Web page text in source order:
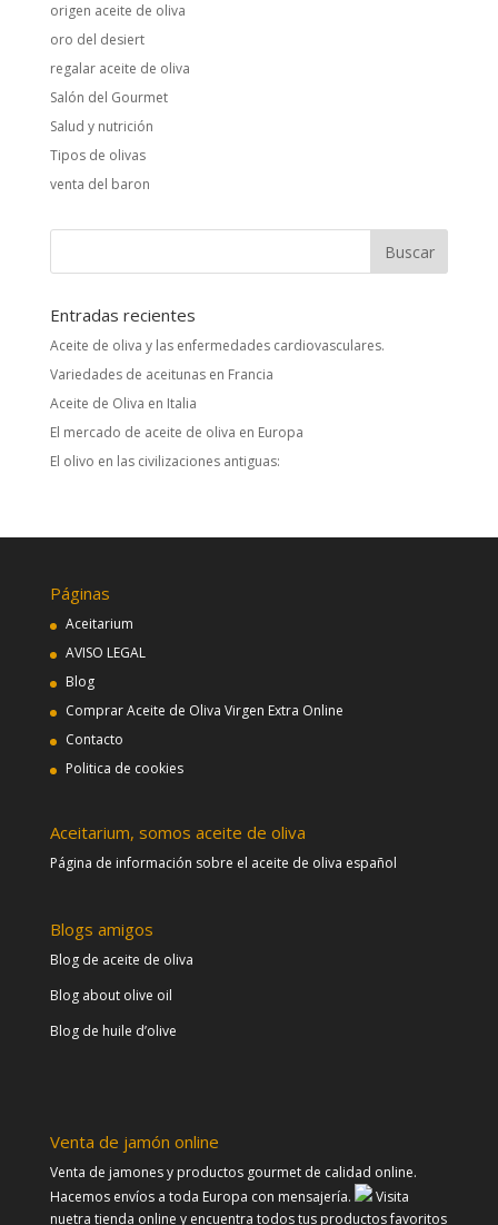
origen aceite de oliva
oro del desiert
regalar aceite de oliva
Salón del Gourmet
Salud y nutrición
Tipos de olivas
venta del baron
Entradas recientes
Aceite de oliva y las enfermedades cardiovasculares.
Variedades de aceitunas en Francia
Aceite de Oliva en Italia
El mercado de aceite de oliva en Europa
El olivo en las civilizaciones antiguas:
Páginas
Aceitarium
AVISO LEGAL
Blog
Comprar Aceite de Oliva Virgen Extra Online
Contacto
Politica de cookies
Aceitarium, somos aceite de oliva
Página de información sobre el aceite de oliva español
Blogs amigos
Blog de aceite de oliva
Blog about olive oil
Blog de huile d’olive
Venta de jamón online
Venta de jamones y productos gourmet de calidad online.
Hacemos envíos a toda Europa con mensajería.
Visita
nuetra tienda online y encuentra todos tus productos favoritos